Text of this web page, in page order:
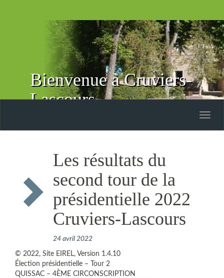
Bienvenue à Cruviers-
Lascours
Toggle
Les résultats du
second tour de la
présidentielle 2022
Cruviers-Lascours
24 avril 2022
© 2022, Site EIREL, Version 1.4.10
Élection présidentielle – Tour 2
QUISSAC – 4ÈME CIRCONSCRIPTION